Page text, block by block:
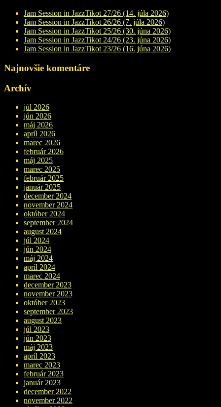
Jam Session in JazzTikot 27/26 (14. júla 2026)
Jam Session in JazzTikot 26/26 (7. júla 2026)
Jam Session in JazzTikot 25/26 (30. júna 2026)
Jam Session in JazzTikot 24/26 (23. júna 2026)
Jam Session in JazzTikot 23/26 (16. júna 2026)
Najnovšie komentáre
Archív
júl 2026
jún 2026
máj 2026
apríl 2026
marec 2026
február 2026
máj 2025
marec 2025
február 2025
január 2025
december 2024
november 2024
október 2024
september 2024
august 2024
júl 2024
jún 2024
máj 2024
apríl 2024
marec 2024
december 2023
november 2023
október 2023
september 2023
august 2023
júl 2023
jún 2023
máj 2023
apríl 2023
marec 2023
február 2023
január 2023
december 2022
november 2022